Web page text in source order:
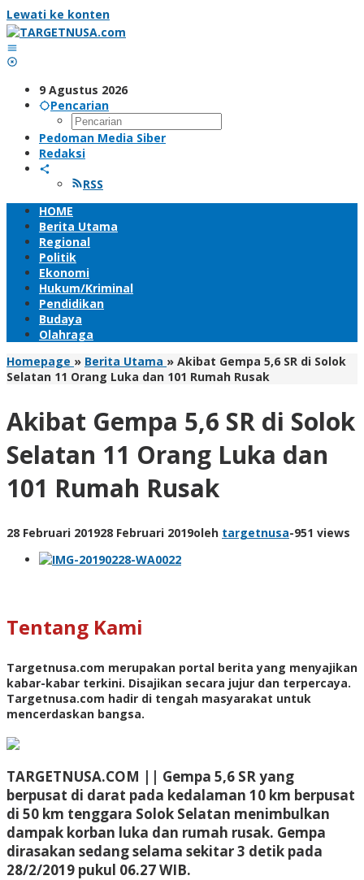
Lewati ke konten
9 Agustus 2026
Pencarian
Pedoman Media Siber
Redaksi
RSS
HOME
Berita Utama
Regional
Politik
Ekonomi
Hukum/Kriminal
Pendidikan
Budaya
Olahraga
Homepage » Berita Utama » Akibat Gempa 5,6 SR di Solok
Selatan 11 Orang Luka dan 101 Rumah Rusak
Akibat Gempa 5,6 SR di Solok
Selatan 11 Orang Luka dan
101 Rumah Rusak
28 Februari 201928 Februari 2019oleh targetnusa-951 views
Tentang Kami
Targetnusa.com merupakan portal berita yang menyajikan
kabar-kabar terkini. Disajikan secara jujur dan terpercaya.
Targetnusa.com hadir di tengah masyarakat untuk
mencerdaskan bangsa.
TARGETNUSA.COM || Gempa 5,6 SR yang
berpusat di darat pada kedalaman 10 km berpusat
di 50 km tenggara Solok Selatan menimbulkan
dampak korban luka dan rumah rusak. Gempa
dirasakan sedang selama sekitar 3 detik pada
28/2/2019 pukul 06.27 WIB.